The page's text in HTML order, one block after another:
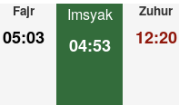
Fajr
05:03
Imsyak
04:53
Zuhur
12:20